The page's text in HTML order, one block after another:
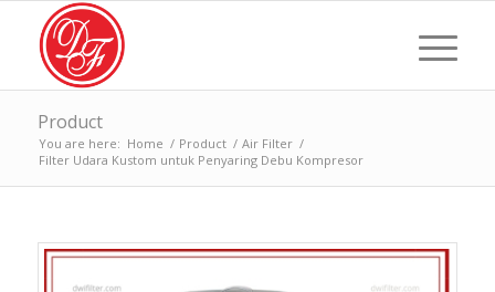
Product
You are here: Home / Product / Air Filter /
Filter Udara Kustom untuk Penyaring Debu Kompresor